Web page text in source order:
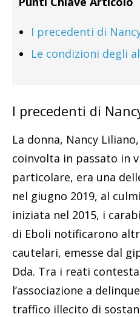
I precedenti di
Le condizioni degli
I precedenti di
La donna, Nancy
coinvolta in passato in
particolare, era una
nel giugno 2019, al
iniziata nel 2015, i
di Eboli notificarono
cautelari, emesse dal
Dda. Tra i reati
l’associazione a
traffico illecito di